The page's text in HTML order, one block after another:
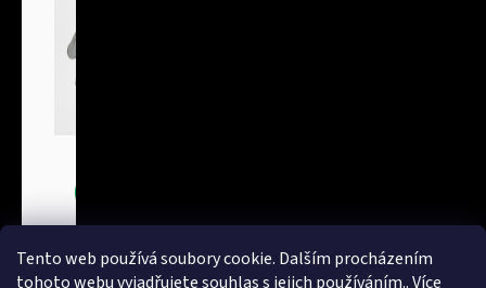
Tento web používá soubory cookie. Dalším procházením
tohoto webu vyjadřujete souhlas s jejich používáním.. Více